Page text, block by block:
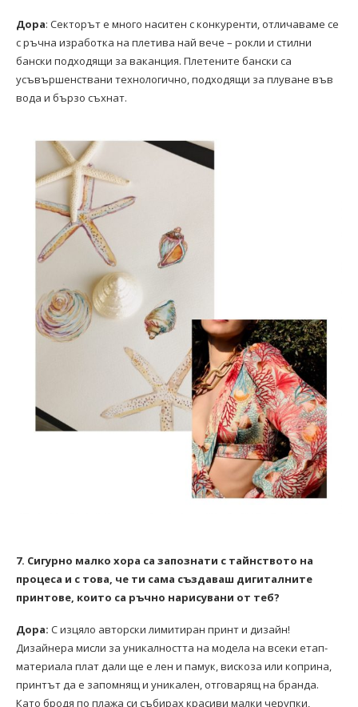
Дора: Секторът е много наситен с конкуренти, отличаваме се
с ръчна изработка на плетива най вече – рокли и стилни
бански подходящи за ваканция. Плетените бански са
усъвършенствани технологично, подходящи за плуване във
вода и бързо съхнат.
7. Сигурно малко хора са запознати с тайнството на
процеса и с това, че ти сама създаваш дигиталните
принтове, които са ръчно нарисувани от теб?
Дора: С изцяло авторски лимитиран принт и дизайн!
Дизайнера мисли за уникалността на модела на всеки етап-
материала плат дали ще е лен и памук, вискоза или коприна,
принтът да е запомнящ и уникален, отговарящ на бранда.
Като бродя по плажа си събирах красиви малки черупки,